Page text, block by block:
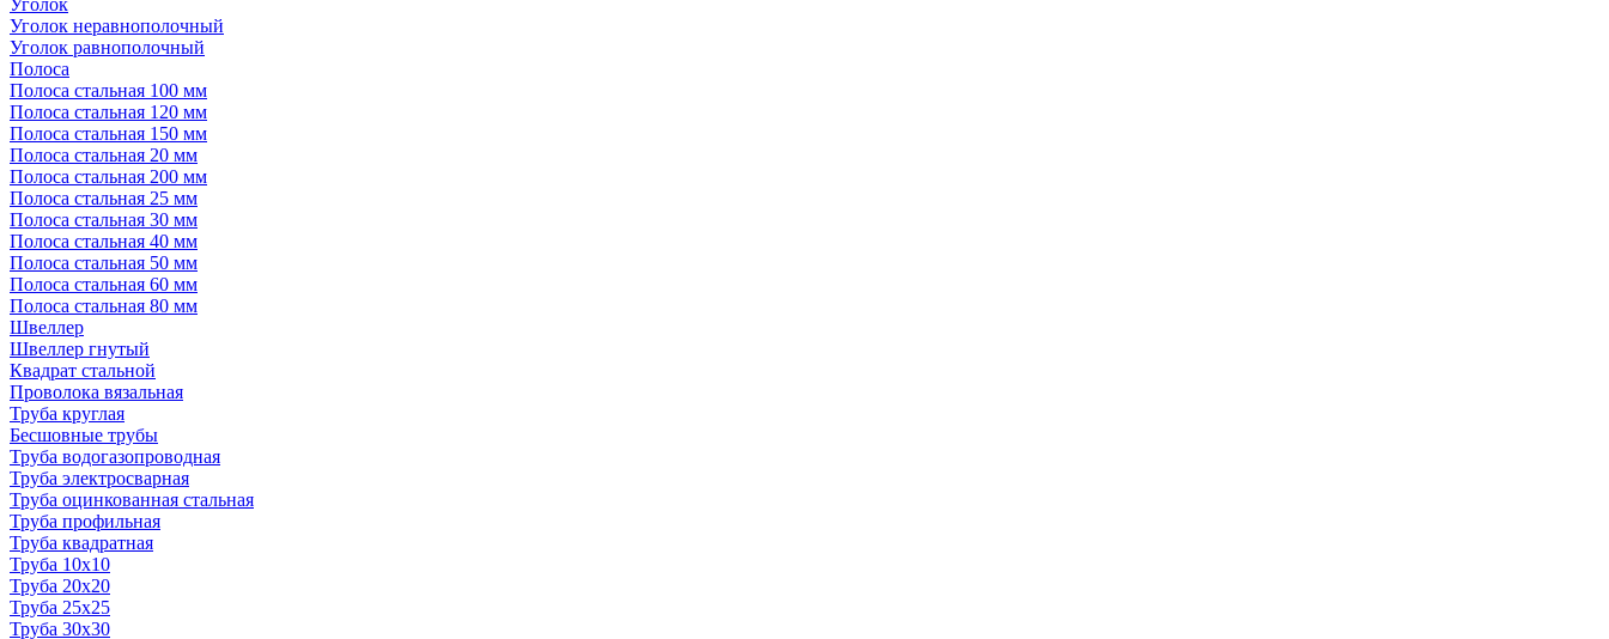
Уголок
Уголок неравнополочный
Уголок равнополочный
Полоса
Полоса стальная 100 мм
Полоса стальная 120 мм
Полоса стальная 150 мм
Полоса стальная 20 мм
Полоса стальная 200 мм
Полоса стальная 25 мм
Полоса стальная 30 мм
Полоса стальная 40 мм
Полоса стальная 50 мм
Полоса стальная 60 мм
Полоса стальная 80 мм
Швеллер
Швеллер гнутый
Квадрат стальной
Проволока вязальная
Труба круглая
Бесшовные трубы
Труба водогазопроводная
Труба электросварная
Труба оцинкованная стальная
Труба профильная
Труба квадратная
Труба 10x10
Труба 20x20
Труба 25x25
Труба 30x30